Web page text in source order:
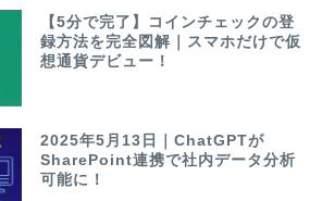
【5分で完了】コインチェックの登
録方法を完全図解｜スマホだけで仮
想通貨デビュー！
2025年5月13日｜ChatGPTが
SharePoint連携で社内データ分析
可能に！